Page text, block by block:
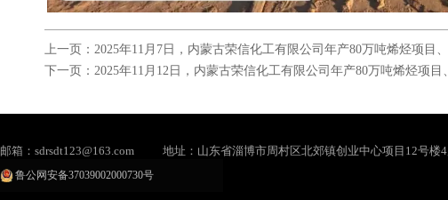
上一页： 2025年11月7日，内蒙古荣信化工有限公司年产80万吨烯烃项目
下一页： 2025年11月12日，内蒙古荣信化工有限公司年产80万吨烯烃项
邮箱：sdrsdt123@163.com 地址：山东省淄博市周村区北郊镇创业中心项目12号楼
鲁公网安备37039002000730号